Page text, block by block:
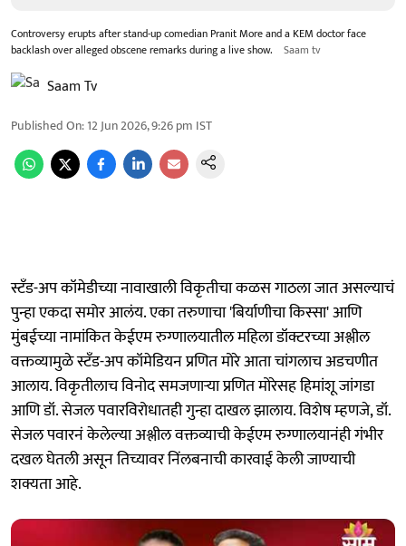
Controversy erupts after stand-up comedian Pranit More and a KEM doctor face
backlash over alleged obscene remarks during a live show.
Saam tv
Saam Tv
Published On:12 Jun 2026, 9:26 pm IST
स्टँड-अप कॉमेडीच्या नावाखाली विकृतीचा कळस गाठला जात असल्याचं
पुन्हा एकदा समोर आलंय. एका तरुणाचा 'बिर्याणीचा किस्सा' आणि
मुंबईच्या नामांकित केईएम रुग्णालयातील महिला डॉक्टरच्या अश्लील
वक्तव्यामुळे स्टँड-अप कॉमेडियन प्रणित मोरे आता चांगलाच अडचणीत
आलाय. विकृतीलाच विनोद समजणाऱ्या प्रणित मोरेसह हिमांशू जांगडा
आणि डॉ. सेजल पवारविरोधातही गुन्हा दाखल झालाय. विशेष म्हणजे, डॉ.
सेजल पवारनं केलेल्या अश्लील वक्तव्याची केईएम रुग्णालयानंही गंभीर
दखल घेतली असून तिच्यावर निंलबनाची कारवाई केली जाण्याची
शक्यता आहे.